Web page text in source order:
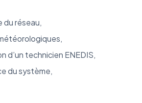
du réseau,
d’un technicien ENEDIS,
du système,